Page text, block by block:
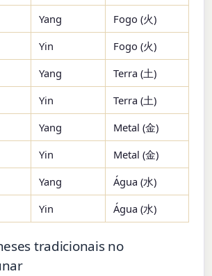
Yang
Fogo (火)
Yin
Fogo (火)
Yang
Terra (土)
Yin
Terra (土)
Yang
Metal (金)
Yin
Metal (金)
Yang
Água (水)
Yin Água (水)
tradicionais no